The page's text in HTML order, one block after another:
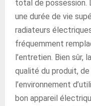
total de possession.
une durée de vie
radiateurs
fréquemment
l’entretien. Bien sûr,
qualité du produit,
l’environnement
bon appareil